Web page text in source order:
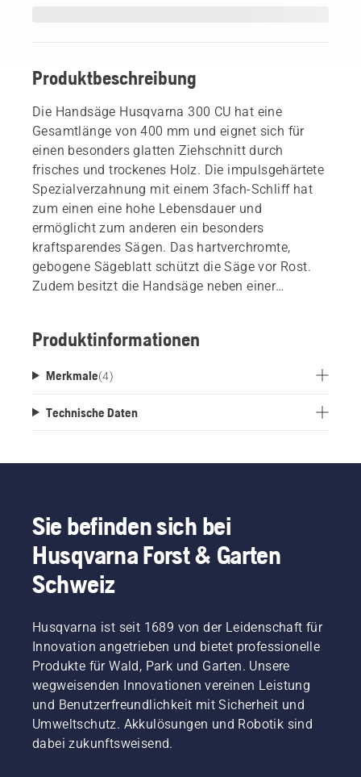
Produktbeschreibung
Die Handsäge Husqvarna 300 CU hat eine
Gesamtlänge von 400 mm und eignet sich für
einen besonders glatten Ziehschnitt durch
frisches und trockenes Holz. Die impulsgehärtete
Spezialverzahnung mit einem 3fach-Schliff hat
zum einen eine hohe Lebensdauer und
ermöglicht zum anderen ein besonders
kraftsparendes Sägen. Das hartverchromte,
gebogene Sägeblatt schützt die Säge vor Rost.
Zudem besitzt die Handsäge neben einer
Produktinformationen
Merkmale(4)
Technische Daten
Sie befinden sich bei
Husqvarna Forst & Garten
Schweiz
Husqvarna ist seit 1689 von der Leidenschaft für
Innovation angetrieben und bietet professionelle
Produkte für Wald, Park und Garten. Unsere
wegweisenden Innovationen vereinen Leistung
und Benutzerfreundlichkeit mit Sicherheit und
Umweltschutz. Akkulösungen und Robotik sind
dabei zukunftsweisend.